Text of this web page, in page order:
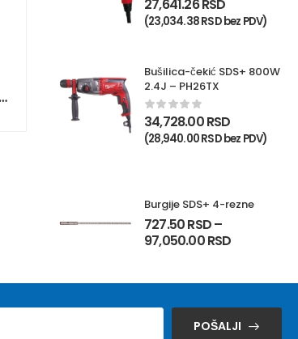
27,641.26RSD
(23,034.38RSDbez PDV)
Bušilica-čekić SDS+ 800W
2.4J – PH26TX
34,728.00RSD
(28,940.00RSDbez PDV)
Burgije SDS+ 4-rezne
727.50RSD–
97,050.00RSD
POŠALJI